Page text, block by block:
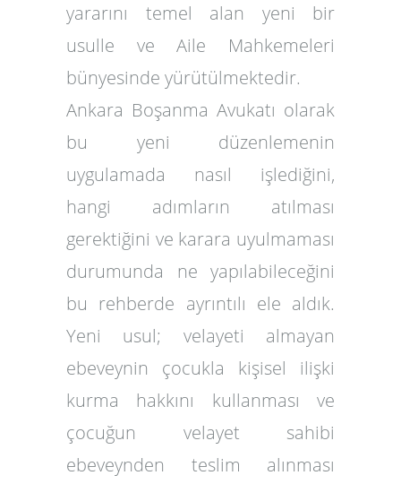
yararını temel alan yeni bir
usulle ve Aile Mahkemeleri
bünyesinde yürütülmektedir.
Ankara Boşanma Avukatı olarak
bu yeni düzenlemenin
uygulamada nasıl işlediğini,
hangi adımların atılması
gerektiğini ve karara uyulmaması
durumunda ne yapılabileceğini
bu rehberde ayrıntılı ele aldık.
Yeni usul; velayeti almayan
ebeveynin çocukla kişisel ilişki
kurma hakkını kullanması ve
çocuğun velayet sahibi
ebeveynden teslim alınması